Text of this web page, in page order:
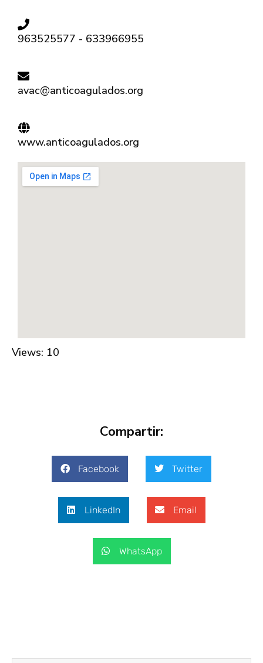
963525577 - 633966955
avac@anticoagulados.org
www.anticoagulados.org
Views: 10
Compartir:
Facebook Twitter
LinkedIn Email
WhatsApp